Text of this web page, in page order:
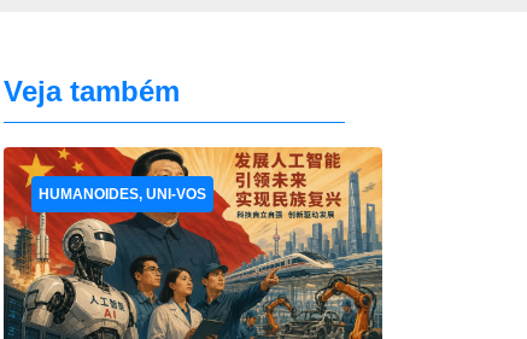
Veja também
HUMANOIDES, UNI-VOS